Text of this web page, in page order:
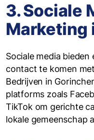
3. Sociale
Marketing
Sociale media
contact te komen
Bedrijven in
platforms zoals
TikTok om gerichte
lokale gemeenschap